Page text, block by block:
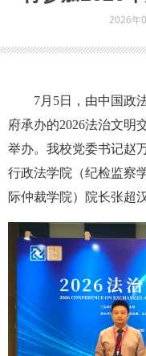
2026年
7月5日，由中国政
府承办的2026法治文明
举办。我校党委书记赵
行政法学院（纪检监察
际仲裁学院）院长张超